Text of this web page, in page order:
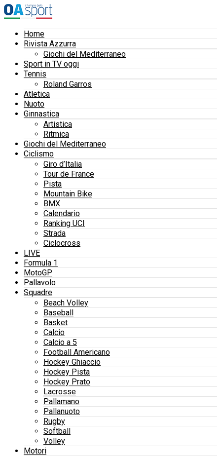
Home
Rivista Azzurra
Giochi del Mediterraneo
Sport in TV oggi
Tennis
Roland Garros
Atletica
Nuoto
Ginnastica
Artistica
Ritmica
Giochi del Mediterraneo
Ciclismo
Giro d’Italia
Tour de France
Pista
Mountain Bike
BMX
Calendario
Ranking UCI
Strada
Ciclocross
LIVE
Formula 1
MotoGP
Pallavolo
Squadre
Beach Volley
Baseball
Basket
Calcio
Calcio a 5
Football Americano
Hockey Ghiaccio
Hockey Pista
Hockey Prato
Lacrosse
Pallamano
Pallanuoto
Rugby
Softball
Volley
Motori